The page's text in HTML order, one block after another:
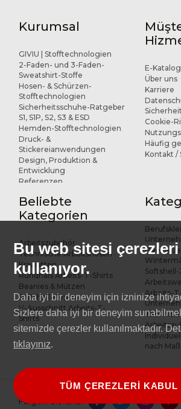
Kurumsal
GIVIU | Stofftechnologien
2-Faden- und 3-Faden-
Sweatshirt-Stoffe
Hosen- & Schürzen-
Stofftechnologien
Sicherheitsschuhe-Ratgeber
S1, S1P, S2, S3 & ESD
Hemden-Stofftechnologien
Druck- &
Stickereianwendungen
Design, Produktion &
Entwicklung
Referenzen
E-Katalog
Über uns
Karriere
Cookie-
Häufig
Kontakt /
Beliebte
Kategorien
Arbeitszubehör
Technische Arbeitshosen
Krawatten
Rundhals Arbeits-T-Shirts
Beanies & Mützen
Softshell-Hosen
V-Ausschnitt Arbeits-T-
Shirts
Fleece-
Softshell-
Arbeits-
nach Maß
Folgen Sie uns:
Bu web sitesi çerezleri
kullanıyor.
Daha iyi bir deneyim için izninize
Sizlere daha iyi bir deneyim
sitemizde çerezler kullanılmaktadır.
tıklayınız.
TÜM ÇEREZLERİ KABUL